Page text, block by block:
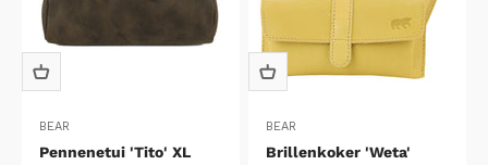
BEAR
Pennenetui 'Tito' XL
BEAR
Brillenkoker 'Weta'